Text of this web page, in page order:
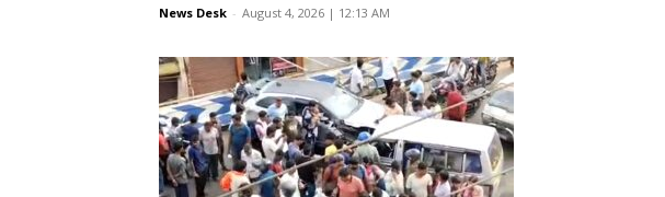
News Desk - August 4, 2026 | 12:13 AM